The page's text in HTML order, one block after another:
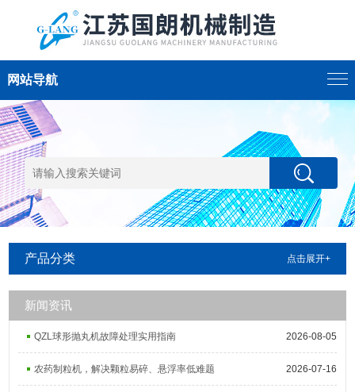
网站导航
产品分类 点击展开+
新闻资讯
QZL球形抛丸机故障处理实用指南 2026-08-05
农药制粒机，解决颗粒易碎、悬浮率低难题 2026-07-16